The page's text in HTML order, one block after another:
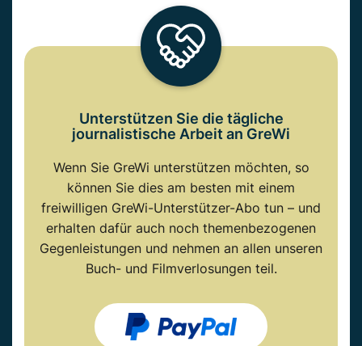
Unterstützen Sie die tägliche
journalistische Arbeit an GreWi
Wenn Sie GreWi unterstützen möchten, so
können Sie dies am besten mit einem
freiwilligen GreWi-Unterstützer-Abo tun – und
erhalten dafür auch noch themenbezogenen
Gegenleistungen und nehmen an allen unseren
Buch- und Filmverlosungen teil.